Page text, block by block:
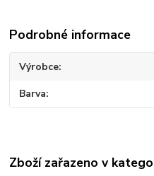
Podrobné informace
Výrobce
Barva
Zboží zařazeno v